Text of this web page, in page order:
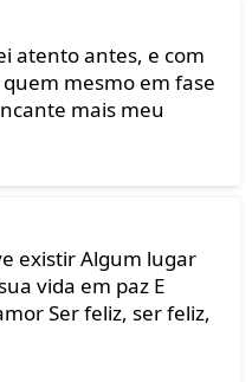
atento antes, e com
mesmo em fase
mais meu
existir Algum lugar
vida em paz E
Ser feliz, ser feliz,